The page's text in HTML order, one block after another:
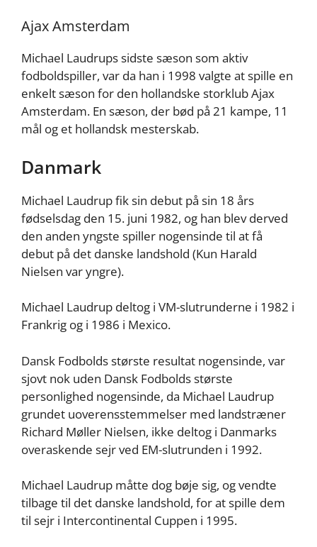
Ajax Amsterdam
Michael Laudrups sidste sæson som aktiv
fodboldspiller, var da han i 1998 valgte at spille en
enkelt sæson for den hollandske storklub Ajax
Amsterdam. En sæson, der bød på 21 kampe, 11
mål og et hollandsk mesterskab.
Danmark
Michael Laudrup fik sin debut på sin 18 års
fødselsdag den 15. juni 1982, og han blev derved
den anden yngste spiller nogensinde til at få
debut på det danske landshold (Kun Harald
Nielsen var yngre).
Michael Laudrup deltog i VM-slutrunderne i 1982 i
Frankrig og i 1986 i Mexico.
Dansk Fodbolds største resultat nogensinde, var
sjovt nok uden Dansk Fodbolds største
personlighed nogensinde, da Michael Laudrup
grundet uoverensstemmelser med landstræner
Richard Møller Nielsen, ikke deltog i Danmarks
overaskende sejr ved EM-slutrunden i 1992.
Michael Laudrup måtte dog bøje sig, og vendte
tilbage til det danske landshold, for at spille dem
til sejr i Intercontinental Cuppen i 1995.